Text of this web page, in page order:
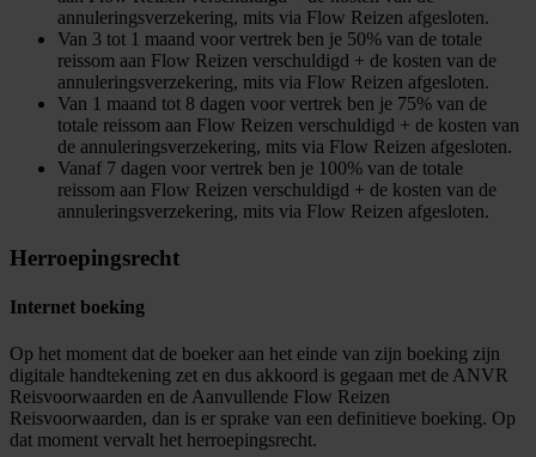
annuleringsverzekering, mits via Flow Reizen afgesloten.
Van 3 tot 1 maand voor vertrek ben je 50% van de totale
reissom aan Flow Reizen verschuldigd + de kosten van de
annuleringsverzekering, mits via Flow Reizen afgesloten.
Van 1 maand tot 8 dagen voor vertrek ben je 75% van de
totale reissom aan Flow Reizen verschuldigd + de kosten van
de annuleringsverzekering, mits via Flow Reizen afgesloten.
Vanaf 7 dagen voor vertrek ben je 100% van de totale
reissom aan Flow Reizen verschuldigd + de kosten van de
annuleringsverzekering, mits via Flow Reizen afgesloten.
Herroepingsrecht
Internet boeking
Op het moment dat de boeker aan het einde van zijn boeking zijn
digitale handtekening zet en dus akkoord is gegaan met de ANVR
Reisvoorwaarden en de Aanvullende Flow Reizen
Reisvoorwaarden, dan is er sprake van een definitieve boeking. Op
dat moment vervalt het herroepingsrecht.